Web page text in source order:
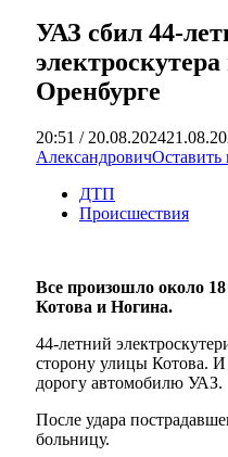
УАЗ сбил 44-
Оренбурге
20:51 / 20.08.2024
АлександровичОставить
ДТП
Происшествия
Все произошло около
Котова и Ногина.
44-летний
сторону улицы Котова. И
дорогу автомобилю УАЗ.
После удара
больницу.